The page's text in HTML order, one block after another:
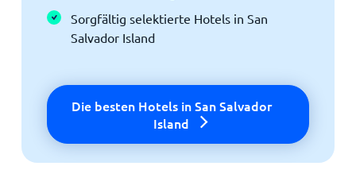
Sorgfältig selektierte Hotels in San
Salvador Island
Die besten Hotels in San Salvador
Island